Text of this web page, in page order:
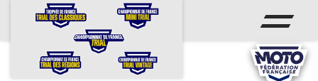
ACCUEIL
CALENDRIER